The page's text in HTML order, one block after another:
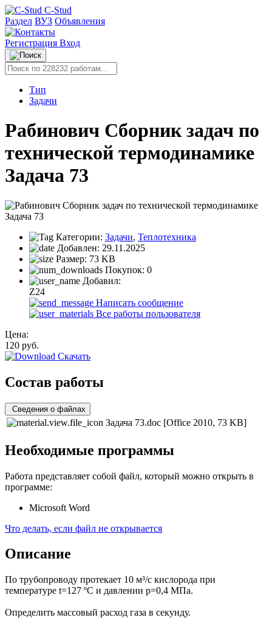
C-Stud
Раздел ВУЗ Объявления
Регистрация Вход
Тип
Задачи
Рабинович Сборник задач по
технической термодинамике
Задача 73
Категории: Задачи, Теплотехника
Добавлен: 29.11.2025
Размер: 73 KB
Покупок: 0
Добавил:
Z24
Написать сообщение
Все работы пользователя
Цена:
120 руб.
Скачать
Состав работы
Сведения о файлах
Задача 73.doc [Office 2010, 73 KB]
Необходимые программы
Работа представляет собой файл, который можно открыть в
программе:
Microsoft Word
Что делать, если файл не открывается
Описание
По трубопроводу протекает 10 м³/c кислорода при
температуре t=127 ºC и давлении р=0,4 МПа.
Определить массовый расход газа в секунду.